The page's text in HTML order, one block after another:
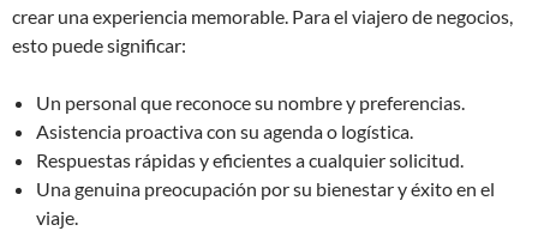
crear una experiencia memorable. Para el viajero de negocios,
esto puede significar:
Un personal que reconoce su nombre y preferencias.
Asistencia proactiva con su agenda o logística.
Respuestas rápidas y eficientes a cualquier solicitud.
Una genuina preocupación por su bienestar y éxito en el
viaje.